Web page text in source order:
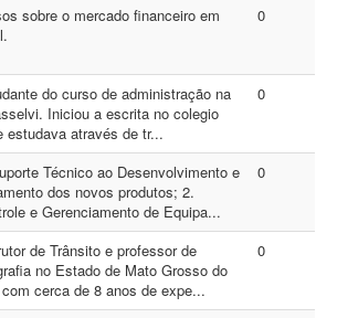
sobre o mercado financeiro em
0
do curso de administração na
Iniciou a escrita no colegio
estudava através de tr...
0
Técnico ao Desenvolvimento e
dos novos produtos; 2.
e Gerenciamento de Equipa...
0
de Trânsito e professor de
no Estado de Mato Grosso do
cerca de 8 anos de expe...
0